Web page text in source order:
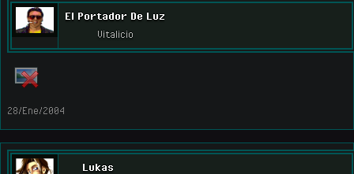
El Portador De Luz
Vitalicio
28/Ene/2004
Lukas